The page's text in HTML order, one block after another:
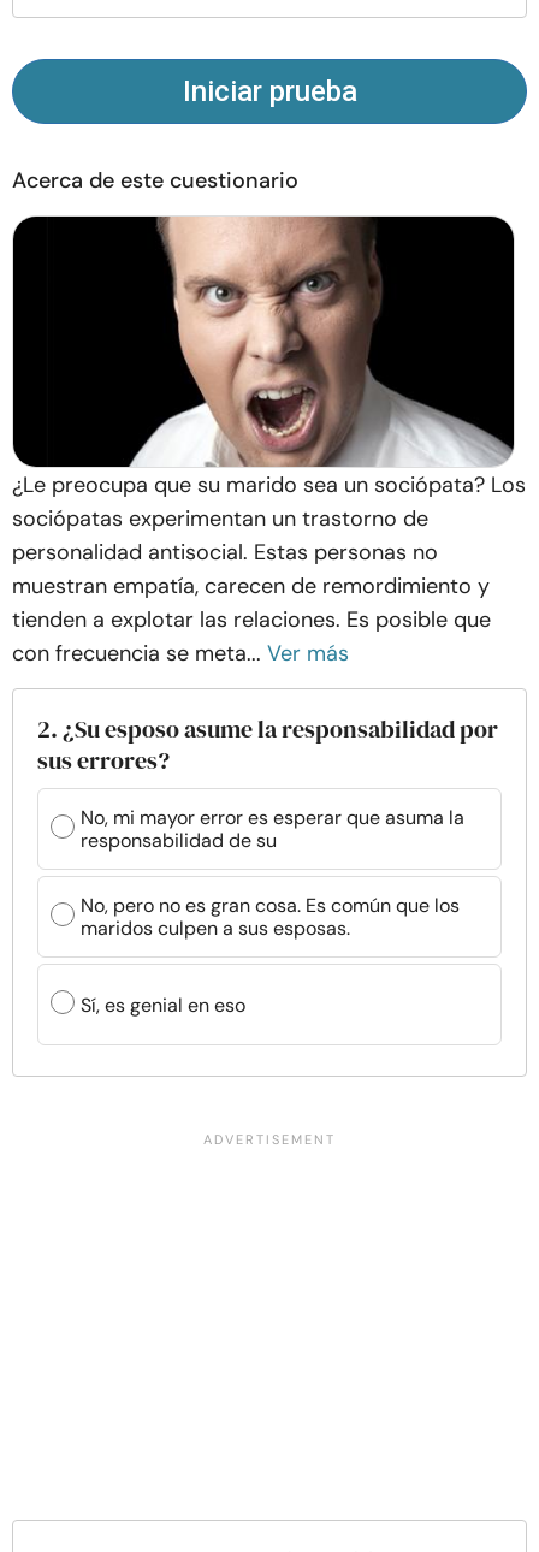
nosotros
© Copyright 2026. Todos los derechos reservados.
Iniciar prueba
Acerca de este cuestionario
¿Le preocupa que su marido sea un sociópata? Los
sociópatas experimentan un trastorno de
personalidad antisocial. Estas personas no
muestran empatía, carecen de remordimiento y
tienden a explotar las relaciones. Es posible que
con frecuencia se meta... Ver más
2. ¿Su esposo asume la responsabilidad por
sus errores?
No, mi mayor error es esperar que asuma la
responsabilidad de su
No, pero no es gran cosa. Es común que los
maridos culpen a sus esposas.
Sí, es genial en eso